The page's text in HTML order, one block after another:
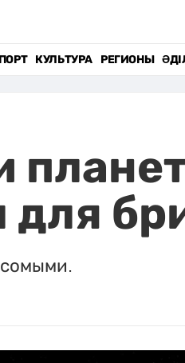
КУЛЬТУРА РЕГИОНЫ